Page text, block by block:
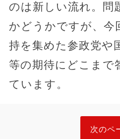
のは新しい流れ。問
かどうかですが、今
持を集めた参政党や
等の期待にどこまで
ています。
次のペ